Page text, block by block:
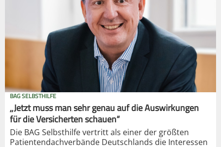
BAG SELBSTHILFE
„Jetzt muss man sehr genau auf die Auswirkungen
für die Versicherten schauen“
Die BAG Selbsthilfe vertritt als einer der größten
Patientendachverbände Deutschlands die Interessen